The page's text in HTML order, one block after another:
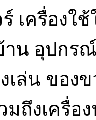
เครื่องใ
าน อุปกร
เล่น ของ
มถึงเครื่อ